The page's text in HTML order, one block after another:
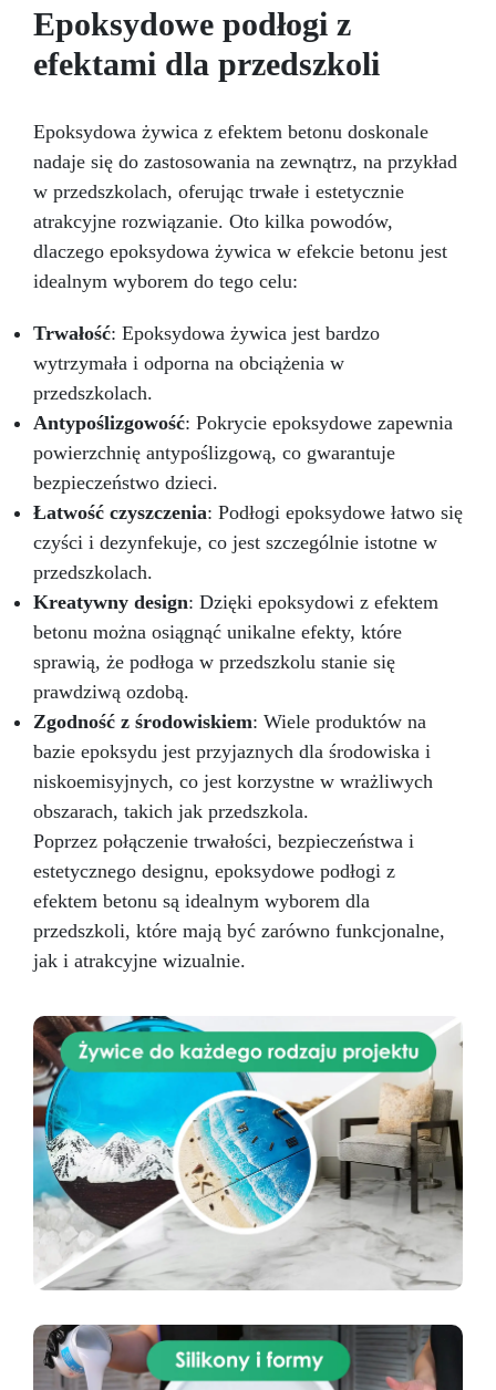
Carrara, znanego ze swojego jasnego koloru
białego i charakterystycznych szarych żył.
Zawarta w zestawie żywica epoksydowa jest
formułowana, aby być wytrzymała, trwała i
błyszczące wykończenie, które nie tylko
wygląda, ale też imituje prawdziwy marmur.
Idealna do użytku wewnątrz pomieszczeń, ten
produkt doskonale nadaje się do odnowienia
kuchni lub łazienki bez kosztów i złożoności
związanych z instalacją prawdziwych płyt
marmurowych. Aplikacja zestawu efektu
marmuru Carrara jest prosta i dostępna nawet
pracach rękodzielniczych, dzięki szczegółowym
instrukcjom prowadzącym użytkownika przez
etapy przygotowania powierzchni, mieszania i
aplikacji żywicy epoksydowej, a następnie
uzyskania pożądanego efektu marmurowego.
Wynikiem jest piękna powierzchnia, odporna na
wodę, ciepło i zadrapania, która wzbogaca
wnętrze o ponadczasowy akcent i klasę.
Epoksydowe podłogi z
efektami dla przedszkoli
Epoksydowa żywica z efektem betonu doskonale
nadaje się do zastosowania na zewnątrz, na przykład
w przedszkolach, oferując trwałe i estetycznie
atrakcyjne rozwiązanie. Oto kilka powodów,
dlaczego epoksydowa żywica w efekcie betonu jest
idealnym wyborem do tego celu:
Trwałość: Epoksydowa żywica jest bardzo
wytrzymała i odporna na obciążenia w
przedszkolach.
Antypoślizgowość: Pokrycie epoksydowe zapewnia
powierzchnię antypoślizgową, co gwarantuje
bezpieczeństwo dzieci.
Łatwość czyszczenia: Podłogi epoksydowe łatwo się
czyści i dezynfekuje, co jest szczególnie istotne w
przedszkolach.
Kreatywny design: Dzięki epoksydowi z efektem
betonu można osiągnąć unikalne efekty, które
sprawią, że podłoga w przedszkolu stanie się
prawdziwą ozdobą.
Zgodność z środowiskiem: Wiele produktów na
bazie epoksydu jest przyjaznych dla środowiska i
niskoemisyjnych, co jest korzystne w wrażliwych
obszarach, takich jak przedszkola.
Poprzez połączenie trwałości, bezpieczeństwa i
estetycznego designu, epoksydowe podłogi z
efektem betonu są idealnym wyborem dla
przedszkoli, które mają być zarówno funkcjonalne,
jak i atrakcyjne wizualnie.